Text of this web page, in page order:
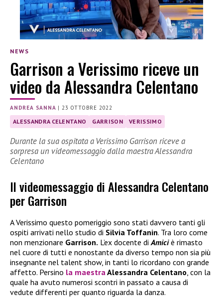
NEWS
Garrison a Verissimo riceve un
video da Alessandra Celentano
ANDREA SANNA | 23 OTTOBRE 2022
ALESSANDRA CELENTANO GARRISON VERISSIMO
Durante la sua ospitata a Verissimo Garrison riceve a
sorpresa un videomessaggio dalla maestra Alessandra
Celentano
Il videomessaggio di Alessandra Celentano
per Garrison
A Verissimo questo pomeriggio sono stati davvero tanti gli
ospiti arrivati nello studio di Silvia Toffanin. Tra loro come
non menzionare Garrison. L’ex docente di Amiciè rimasto
nel cuore di tutti e nonostante da diverso tempo non sia più
insegnante nel talent show, in tanti lo ricordano con grande
affetto. Persino la maestra Alessandra Celentano , con la
quale ha avuto numerosi scontri in passato a causa di
vedute differenti per quanto riguarda la danza.